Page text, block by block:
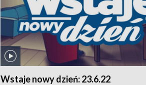
Wstaje nowy dzień: 23.6.22